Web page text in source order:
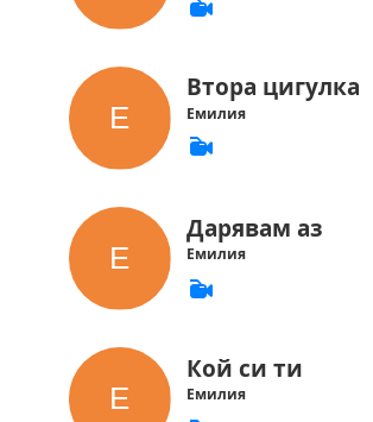
Втора цигулка
Емилия
Дарявам аз
Емилия
Кой си ти
Емилия